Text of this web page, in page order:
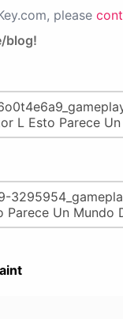
please
blog!